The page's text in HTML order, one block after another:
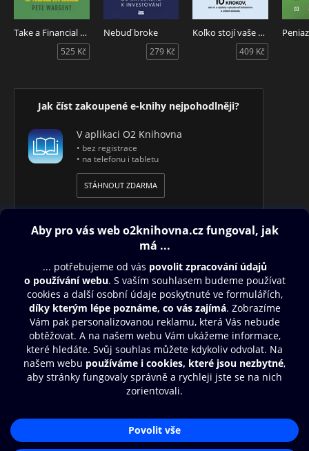
Take a Financial Leap: The 3 golden Rules for Financial Life Success
525 Kč
Nebuď broke
279 Kč
Koľko stojí vaše šťastie?
409 Kč
Jak číst zakoupené e-knihy nejpohodlněji?
V aplikaci O2 Knihovna
• bez registrace
• na telefonu i tabletu
STÁHNOUT ZDARMA
Obsah ke stažení
Moje O2 Knihovna
Další zábava
© O2 Czech Republic a.s.
Zásady zpracování osobních údajůAplikace O2 Knihovna